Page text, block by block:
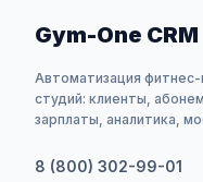
Gym-One CRM
Автоматизация
студий: клиенты,
зарплаты, аналитика,
8 (800) 302-99-01